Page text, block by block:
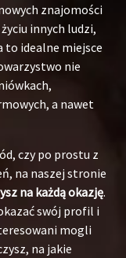
znajomości
innych ludzi,
to idealne miejsce
nie
a nawet
czy po prostu z
na naszej stronie
na każdą okazję.
swój profil i
mogli
na jakie